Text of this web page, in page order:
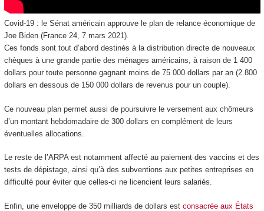
Covid-19 : le Sénat américain approuve le plan de relance économique de
Joe Biden (France 24, 7 mars 2021).
Ces fonds sont tout d’abord destinés à la distribution directe de nouveaux
chèques à une grande partie des ménages américains, à raison de 1 400
dollars pour toute personne gagnant moins de 75 000 dollars par an (2 800
dollars en dessous de 150 000 dollars de revenus pour un couple).
Ce nouveau plan permet aussi de poursuivre le versement aux chômeurs
d’un montant hebdomadaire de 300 dollars en complément de leurs
éventuelles allocations.
Le reste de l’ARPA est notamment affecté au paiement des vaccins et des
tests de dépistage, ainsi qu’à des subventions aux petites entreprises en
difficulté pour éviter que celles-ci ne licencient leurs salariés.
Enfin, une enveloppe de 350 milliards de dollars est consacrée aux États